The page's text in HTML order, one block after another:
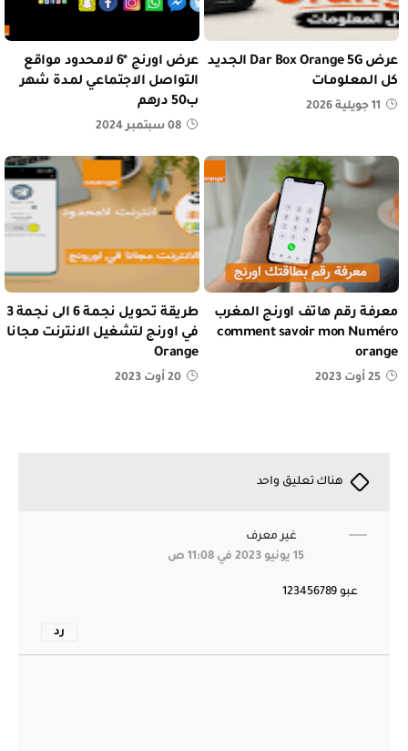
عرض Dar Box Orange 5G الجديد
كل المعلومات
11 جويلية 2026
عرض اورنج *6 لامحدود مواقع
التواصل الاجتماعي لمدة شهر
ب50 درهم
08 سبتمبر 2024
معرفة رقم هاتف اورنج المغرب
comment savoir mon Numéro
orange
25 أوت 2023
طريقة تحويل نجمة 6 الى نجمة 3
في اورنج لتشغيل الانترنت مجانا
Orange
20 أوت 2023
هناك تعليق واحد
غير معرف
15 يونيو 2023 في 11:08 ص
عبو 123456789
رد